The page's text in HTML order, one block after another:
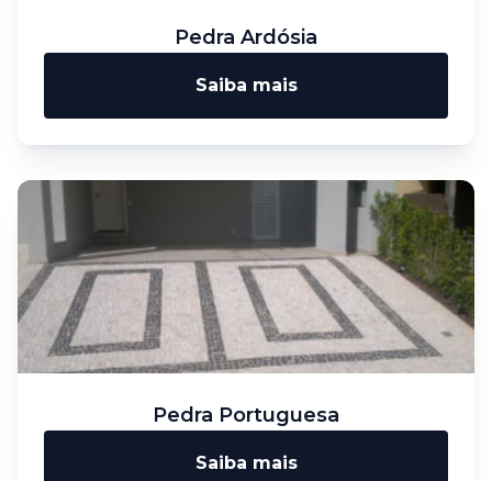
Pedra Ardósia
Saiba mais
Pedra Portuguesa
Saiba mais